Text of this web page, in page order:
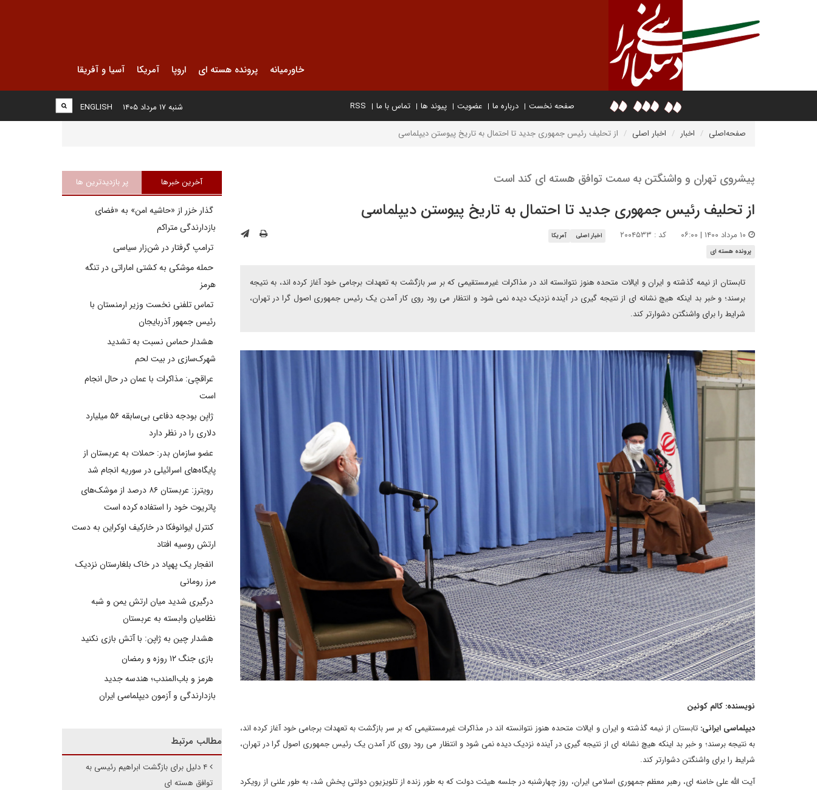
خاورمیانه پرونده هسته ای اروپا آمریکا آسیا و آفریقا
صفحه نخست درباره ما عضویت پیوند ها تماس با ما RSS
ENGLISH شنبه ۱۷ مرداد ۱۴۰۵
صفحه‌اصلی اخبار اخبار اصلی از تحلیف رئیس جمهوری جدید تا احتمال به تاریخ پیوستن دیپلماسی
پیشروی تهران و واشنگتن به سمت توافق هسته ای کند است
از تحلیف رئیس جمهوری جدید تا احتمال به تاریخ پیوستن دیپلماسی
کد : ۲۰۰۴۵۳۳ اخبار اصلی
آمریکا
پرونده هسته ای
تابستان از نیمه گذشته و ایران و ایالات متحده هنوز نتوانسته اند در مذاکرات غیرمستقیمی که بر سر بازگشت به تعهدات برجامی خود آغاز کرده اند، به نتیجه
برسند؛ و خبر بد اینکه هیچ نشانه ای از نتیجه گیری در آینده نزدیک دیده نمی شود و انتظار می رود روی کار آمدن یک رئیس جمهوری اصول گرا در تهران،
شرایط را برای واشنگتن دشوارتر کند.
نویسنده: کالم کوئین
دیپلماسی ایرانی:تابستان از نیمه گذشته و ایران و ایالات متحده هنوز نتوانسته اند در مذاکرات غیرمستقیمی که بر سر بازگشت به تعهدات برجامی خود آغاز کرده اند،
به نتیجه برسند؛ و خبر بد اینکه هیچ نشانه ای از نتیجه گیری در آینده نزدیک دیده نمی شود و انتظار می رود روی کار آمدن یک رئیس جمهوری اصول گرا در تهران،
شرایط را برای واشنگتن دشوارتر کند.
آیت الله علی خامنه ای، رهبر معظم جمهوری اسلامی ایران، روز چهارشنبه در جلسه هیئت دولت که به طور زنده از تلویزیون دولتی پخش شد، به طور علنی از رویکرد
آخرین خبرها پر بازدیدترین ها
گذار خزر از «حاشیه امن» به «فضای
بازدارندگی متراکم
ترامپ گرفتار در شن‌زار سیاسی
حمله موشکی به کشتی اماراتی در تنگه
هرمز
تماس تلفنی نخست وزیر ارمنستان با
رئیس جمهور آذربایجان
هشدار حماس نسبت به تشدید
شهرک‌سازی در بیت‌ لحم
عراقچی: مذاکرات با عمان در حال انجام
است
ژاپن بودجه دفاعی بی‌سابقه ۵۶ میلیارد
دلاری را در نظر دارد
عضو سازمان بدر: حملات به عربستان از
پایگاه‌های اسرائیلی در سوریه انجام شد
رویترز: عربستان ۸۶ درصد از موشک‌های
پاتریوت خود را استفاده کرده است
کنترل ایوانوفکا در خارکیف اوکراین به دست
ارتش روسیه افتاد
انفجار یک پهپاد در خاک بلغارستان نزدیک
مرز رومانی
درگیری شدید میان ارتش یمن و شبه
نظامیان وابسته به عربستان
هشدار چین به ژاپن: با آتش بازی نکنید
بازی جنگ ۱۲ روزه و رمضان
هرمز و باب‌المندب؛ هندسه جدید
بازدارندگی و آزمون دیپلماسی ایران
مطالب مرتبط
۴ دلیل برای بازگشت ابراهیم رئیسی به
توافق هسته ای